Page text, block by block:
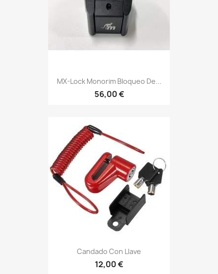
MX-Lock Monorim Bloqueo De...
56,00 €
Candado Con Llave
12,00 €